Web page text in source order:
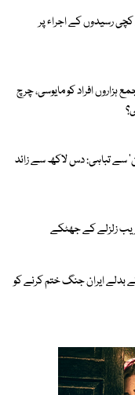
کچی رسیدوں کے اجراء پر
ہزاروں افراد کو مایوسی، چرچ
سے تباہی: دس لاکھ سے زائد
زلزلے کے جھٹکے
بدلے ایران جنگ ختم کرنے کو